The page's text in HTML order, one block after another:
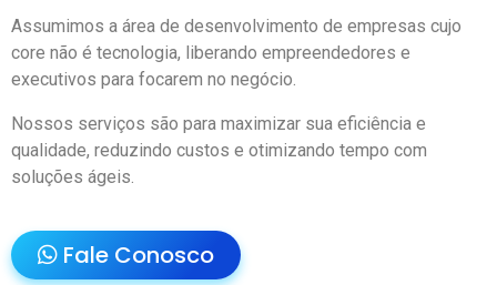
Assumimos a área de desenvolvimento de empresas cujo
core não é tecnologia, liberando empreendedores e
executivos para focarem no negócio.
Nossos serviços são para maximizar sua eficiência e
qualidade, reduzindo custos e otimizando tempo com
soluções ágeis.
Fale Conosco